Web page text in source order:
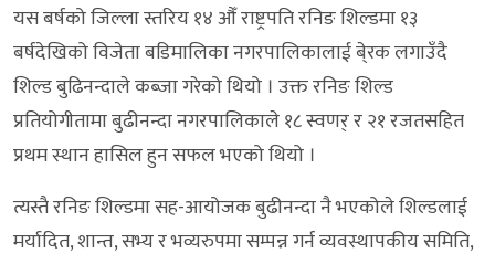
यस बर्षको जिल्ला स्तरिय १४ औँ राष्ट्रपति रनिङ शिल्डमा १३
बर्षदेखिको विजेता बडिमालिका नगरपालिकालाई बे्रक लगाउँदै
शिल्ड बुढिनन्दाले कब्जा गरेको थियो । उक्त रनिङ शिल्ड
प्रतियोगीतामा बुढीनन्दा नगरपालिकाले १८ स्वणर् र २१ रजतसहित
प्रथम स्थान हासिल हुन सफल भएको थियो ।
त्यस्तै रनिङ शिल्डमा सह-आयोजक बुढीनन्दा नै भएकोले शिल्डलाई
मर्यादित, शान्त, सभ्य र भव्यरुपमा सम्पन्न गर्न व्यवस्थापकीय समिति,